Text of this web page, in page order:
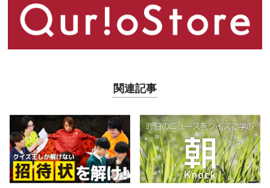
関連記事